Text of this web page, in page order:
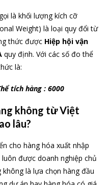
là khối lượng kích cỡ
Weight) là loại quy đổi từ
thức được Hiệp hội vận
quy định. Với các số đo thể
là:
tích hàng : 6000
không từ Việt
lâu?
cho hàng hóa xuất nhập
được doanh nghiệp chủ
là lựa chọn hàng đầu